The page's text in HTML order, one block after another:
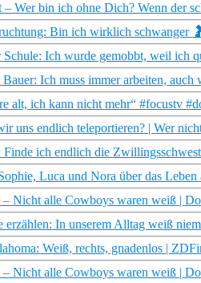
Wer bin ich ohne Dich? Wenn der
Bin ich wirklich schwanger
Ich wurde gemobbt, weil ich
Ich muss immer arbeiten,
alt, ich kann nicht mehr“ #focustv
uns endlich teleportieren? | Wer
Finde ich endlich die
Luca und Nora über das Leben
– Nicht alle Cowboys waren weiß |
erzählen: In unserem Alltag weiß
Weiß, rechts, gnadenlos |
– Nicht alle Cowboys waren weiß |